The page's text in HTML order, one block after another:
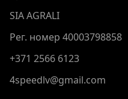
SIA AGRALI
Рег. номер 40003798858
+371 2566 6123
4speedlv@gmail.com